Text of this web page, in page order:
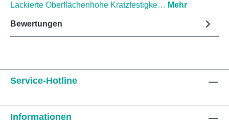
Lackierte Oberflächenhohe Kratzfestigke… Mehr
Bewertungen
Service-Hotline
Informationen